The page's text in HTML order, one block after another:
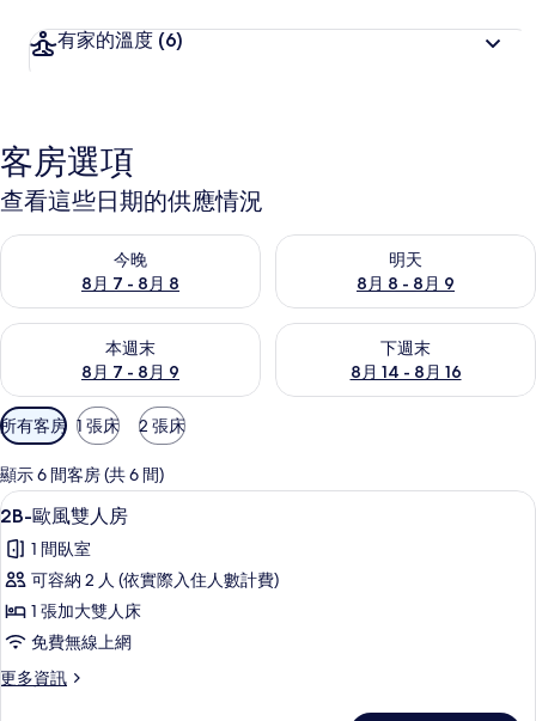
有家的溫度 (6)
客房選項
查看這些日期的供應情況
今晚
8月 7 - 8月 8
查看今晚 (8月 7 - 8月 8) 的供應情況
明天
8月 8 - 8月 9
查看明天 (8月 8 - 8月 9) 的供
本週末
8月 7 - 8月 9
查看本週末 (8月 7 - 8月 9) 的供應情況
下週末
8月 14 - 8月 16
查看下週末 (8月 14 - 8月 16)
可
用
的
客
房
篩
選
條
所有客房 1 張床 2 張床
顯示 6 間客房 (共 6 間)
顯
示
2B-
歐
風
雙
人
2B-歐風雙人房 | 書桌、隔音、免費無
7
2B-歐風雙人房
1 間臥室
可容納 2 人 (依實際入住人數計費)
1 張加大雙人床
免費無線上網
更多資訊
更